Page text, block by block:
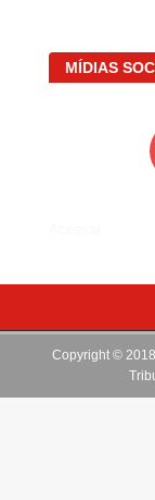
MÍDIAS
Copyright ©